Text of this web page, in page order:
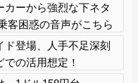
カーから強烈な下ネタ
客困惑の音声がこちら
登場、人手不足深刻
の活用想定！